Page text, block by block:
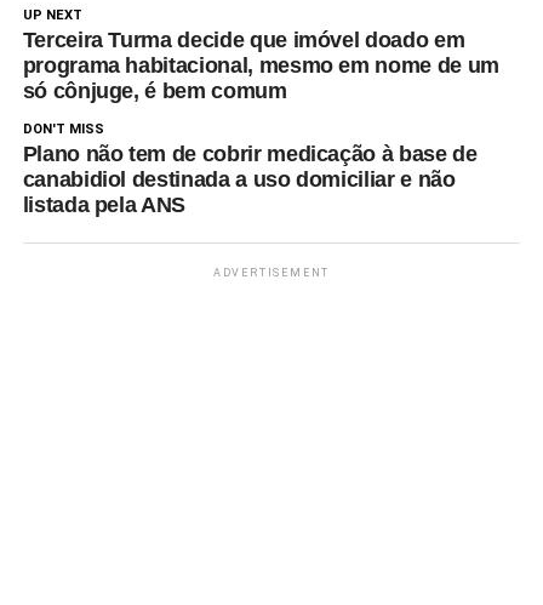
UP NEXT
Terceira Turma decide que imóvel doado em
programa habitacional, mesmo em nome de um
só cônjuge, é bem comum
DON'T MISS
Plano não tem de cobrir medicação à base de
canabidiol destinada a uso domiciliar e não
listada pela ANS
ADVERTISEMENT